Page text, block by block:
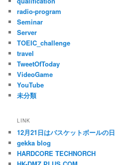
radio-program
Seminar
Server
TOEIC_challenge
travel
TweetOfToday
VideoGame
YouTube
未分類
LINK
12月21日はバスケットボールの日
gekka blog
HARDCORE TECHNORCH